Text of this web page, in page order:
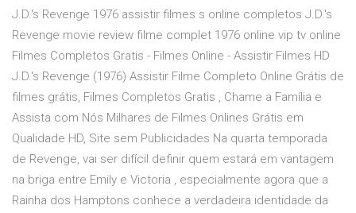
J.D.'s Revenge 1976 assistir filmes s online completos J.D.'s
Revenge movie review filme complet 1976 online vip tv online
Filmes Completos Gratis - Filmes Online - Assistir Filmes HD
J.D.'s Revenge (1976) Assistir Filme Completo Online Grátis de
filmes grátis, Filmes Completos Gratis , Chame a Família e
Assista com Nós Milhares de Filmes Onlines Grátis em
Qualidade HD, Site sem Publicidades Na quarta temporada
de Revenge, vai ser difícil definir quem estará em vantagem
na briga entre Emily e Victoria , especialmente agora que a
Rainha dos Hamptons conhece a verdadeira identidade da